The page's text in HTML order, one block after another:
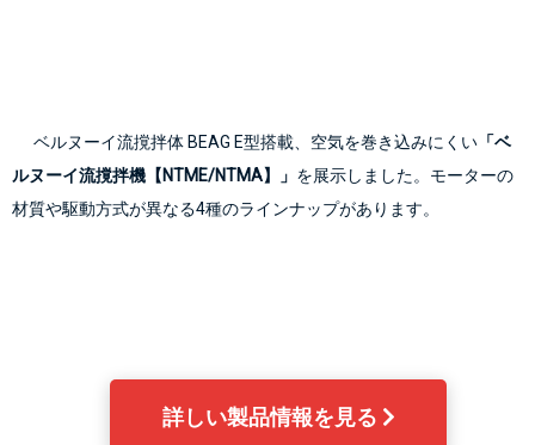
      ベルヌーイ流撹拌体 BEAG E型搭載、空気を巻き込みにくい
「ベ
ルヌーイ流撹拌機【NTME/NTMA】」 を展示しました。モーターの
材質や駆動方式が異なる4種のラインナップがあります。
詳しい製品情報を見る